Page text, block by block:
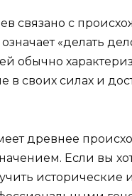
связано с
«делать
обычно
в своих силах и
древнее
Если вы
исторические